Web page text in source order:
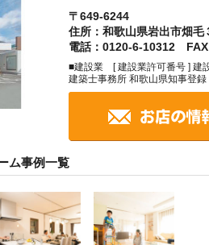
〒649-6244
住所：和歌山県岩出市畑毛
電話：0120-6-10312
■建設業 [ 建設業許可番号 ] 建
建築士事務所 和歌山県知事登
ム事例一覧